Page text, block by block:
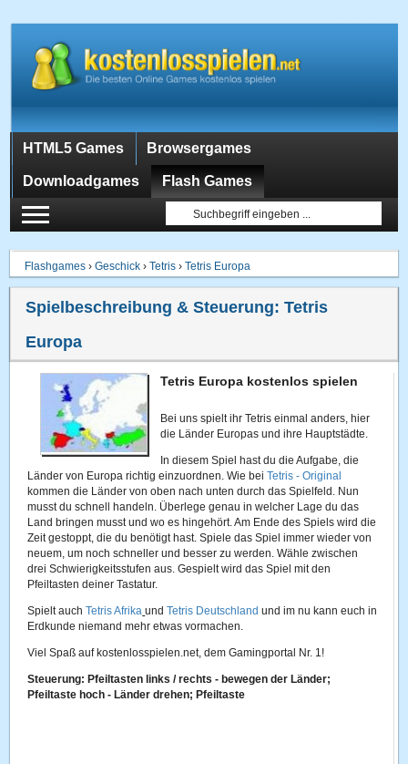
HTML5 Games Browsergames
Downloadgames Flash Games
Flashgames ›Geschick ›Tetris ›Tetris Europa
Spielbeschreibung & Steuerung:Tetris
Europa
Tetris Europa kostenlos spielen
Bei uns spielt ihr Tetris einmal anders, hier
die Länder Europas und ihre Hauptstädte.
In diesem Spiel hast du die Aufgabe, die
Länder von Europa richtig einzuordnen. Wie beiTetris - Original
kommen die Länder von oben nach unten durch das Spielfeld. Nun
musst du schnell handeln. Überlege genau in welcher Lage du das
Land bringen musst und wo es hingehört. Am Ende des Spiels wird die
Zeit gestoppt, die du benötigt hast. Spiele das Spiel immer wieder von
neuem, um noch schneller und besser zu werden. Wähle zwischen
drei Schwierigkeitsstufen aus. Gespielt wird das Spiel mit den
Pfeiltasten deiner Tastatur.
Spielt auchTetris Afrika undTetris Deutschland und im nu kann euch in
Erdkunde niemand mehr etwas vormachen.
Viel Spaß auf kostenlosspielen.net, dem Gamingportal Nr. 1!
Steuerung: Pfeiltasten links / rechts - bewegen der Länder;
Pfeiltaste hoch - Länder drehen; Pfeiltaste